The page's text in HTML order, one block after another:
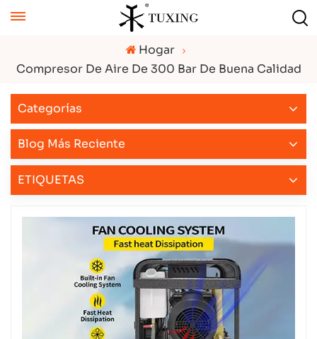
Hogar
Compresor De Aire De 300 Bar De Buena Calidad
Categorías
Blog Más Reciente
ETIQUETAS